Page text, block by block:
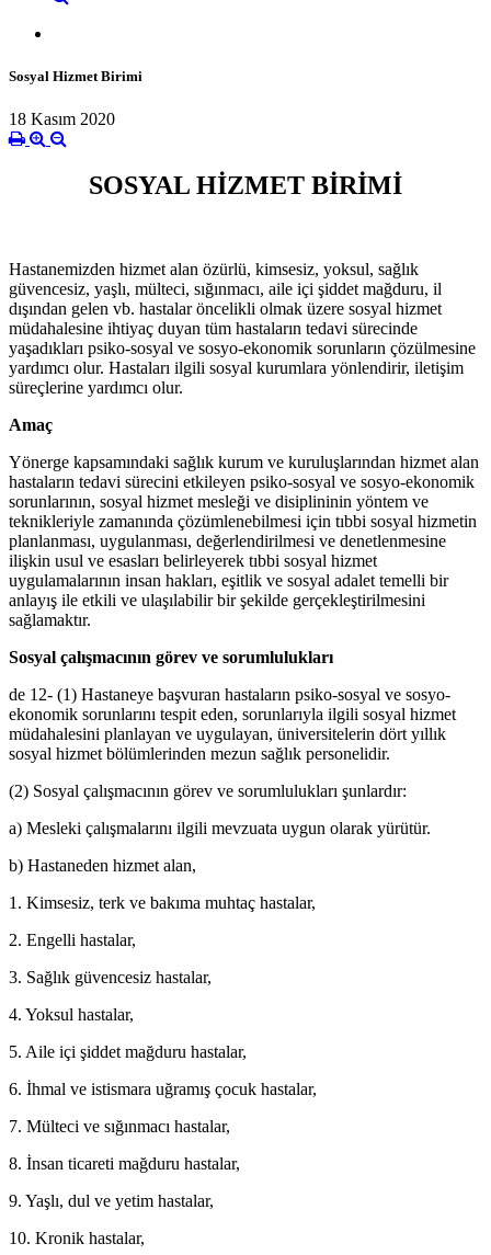
Sosyal Hizmet Birimi
18 Kasım 2020
SOSYAL HİZMET BİRİMİ
Hastanemizden hizmet alan özürlü, kimsesiz, yoksul, sağlık
güvencesiz, yaşlı, mülteci, sığınmacı, aile içi şiddet mağduru, il
dışından gelen vb. hastalar öncelikli olmak üzere sosyal hizmet
müdahalesine ihtiyaç duyan tüm hastaların tedavi sürecinde
yaşadıkları psiko-sosyal ve sosyo-ekonomik sorunların çözülmesine
yardımcı olur. Hastaları ilgili sosyal kurumlara yönlendirir, iletişim
süreçlerine yardımcı olur.
Amaç
Yönerge kapsamındaki sağlık kurum ve kuruluşlarından hizmet alan
hastaların tedavi sürecini etkileyen psiko-sosyal ve sosyo-ekonomik
sorunlarının, sosyal hizmet mesleği ve disiplininin yöntem ve
teknikleriyle zamanında çözümlenebilmesi için tıbbi sosyal hizmetin
planlanması, uygulanması, değerlendirilmesi ve denetlenmesine
ilişkin usul ve esasları belirleyerek tıbbi sosyal hizmet
uygulamalarının insan hakları, eşitlik ve sosyal adalet temelli bir
anlayış ile etkili ve ulaşılabilir bir şekilde gerçekleştirilmesini
sağlamaktır.
Sosyal çalışmacının görev ve sorumlulukları
de 12- (1) Hastaneye başvuran hastaların psiko-sosyal ve sosyo-
ekonomik sorunlarını tespit eden, sorunlarıyla ilgili sosyal hizmet
müdahalesini planlayan ve uygulayan, üniversitelerin dört yıllık
sosyal hizmet bölümlerinden mezun sağlık personelidir.
(2) Sosyal çalışmacının görev ve sorumlulukları şunlardır:
a) Mesleki çalışmalarını ilgili mevzuata uygun olarak yürütür.
b) Hastaneden hizmet alan,
1. Kimsesiz, terk ve bakıma muhtaç hastalar,
2. Engelli hastalar,
3. Sağlık güvencesiz hastalar,
4. Yoksul hastalar,
5. Aile içi şiddet mağduru hastalar,
6. İhmal ve istismara uğramış çocuk hastalar,
7. Mülteci ve sığınmacı hastalar,
8. İnsan ticareti mağduru hastalar,
9. Yaşlı, dul ve yetim hastalar,
10. Kronik hastalar,